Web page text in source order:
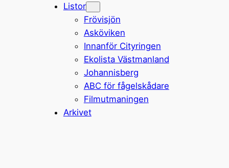
Listor
Frövisjön
Asköviken
Innanför Cityringen
Ekolista Västmanland
Johannisberg
ABC för fågelskådare
Filmutmaningen
Arkivet